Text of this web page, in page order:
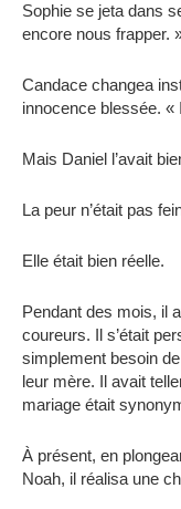
Sophie se jeta dans
encore nous frapper.
Candace changea
innocence blessée.
Mais Daniel l’avait
La peur n’était pas
Elle était bien réelle.
Pendant des mois, il
coureurs. Il s’était
simplement besoin
leur mère. Il avait
mariage était
À présent, en
Noah, il réalisa une